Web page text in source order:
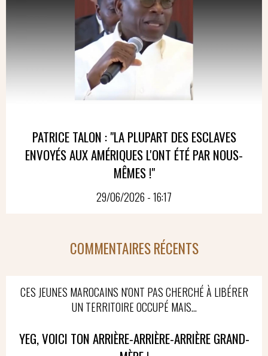
PATRICE TALON : "LA PLUPART DES ESCLAVES
ENVOYÉS AUX AMÉRIQUES L'ONT ÉTÉ PAR NOUS-
MÊMES !"
29/06/2026 - 16:17
COMMENTAIRES RÉCENTS
CES JEUNES MAROCAINS N'ONT PAS CHERCHÉ À LIBÉRER
UN TERRITOIRE OCCUPÉ MAIS...
YEG, VOICI TON ARRIÈRE-ARRIÈRE-ARRIÈRE GRAND-